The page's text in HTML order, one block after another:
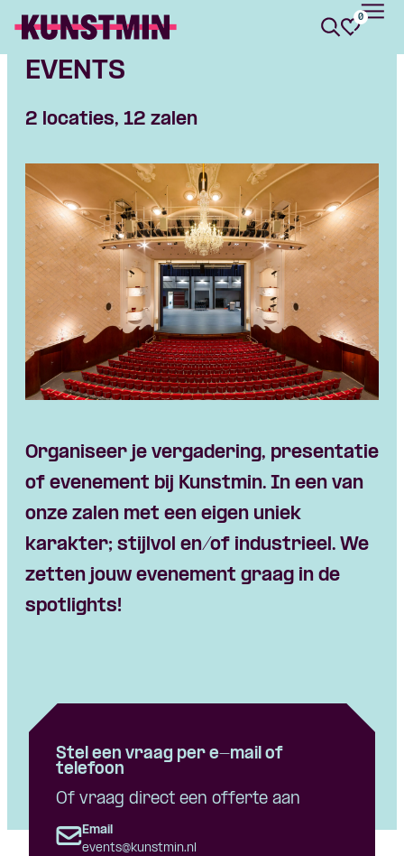
Skip navigatie
0
EVENTS
2 locaties, 12 zalen
Organiseer je vergadering, presentatie
of evenement bij Kunstmin. In een van
onze zalen met een eigen uniek
karakter; stijlvol en/of industrieel. We
zetten jouw evenement graag in de
spotlights!
Stel een vraag per e-mail of
telefoon
Of vraag direct een offerte aan
Email
events@kunstmin.nl